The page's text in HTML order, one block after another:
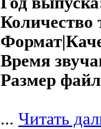
Количество
Время
Размер
... Читать